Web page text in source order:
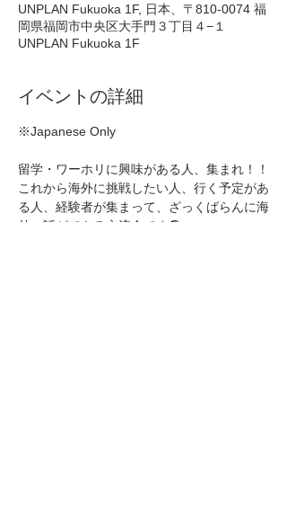
UNPLAN Fukuoka 1F, 日本、〒810-0074 福
岡県福岡市中央区大手門３丁目４−１
UNPLAN Fukuoka 1F
イベントの詳細
※Japanese Only
留学・ワーホリに興味がある人、集まれ！！
これから海外に挑戦したい人、行く予定があ
る人、経験者が集まって、ざっくばらんに海
外の話ができる交流会です🌎